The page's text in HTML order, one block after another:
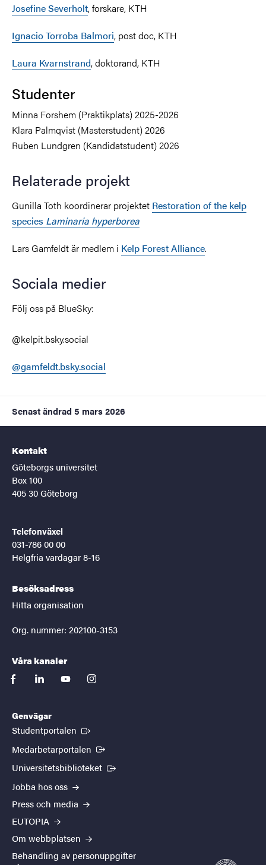
Josefine Severholt, forskare, KTH
Ignacio Torroba Balmori, post doc, KTH
Laura Kvarnstrand, doktorand, KTH
Studenter
Minna Forshem (Praktikplats) 2025-2026
Klara Palmqvist (Masterstudent) 2026
Ruben Lundgren (Kandidatstudent) 2026
Relaterade projekt
Gunilla Toth koordinerar projektet Restoration of the kelp
species Laminaria hyperborea
Lars Gamfeldt är medlem i Kelp Forest Alliance.
Sociala medier
Följ oss på BlueSky:
@kelpit.bsky.social
@gamfeldt.bsky.social
Senast ändrad 5 mars 2026
Kontakt
Göteborgs universitet
Box 100
405 30 Göteborg
Telefonväxel
031-786 00 00
Helgfria vardagar 8-16
Besöksadress
Hitta organisation
Org. nummer: 202100-3153
Våra kanaler
facebooklinkedinyoutubeinstagram
Genvägar
Studentportalen (Extern länk)
Medarbetarportalen (Extern länk)
Universitetsbiblioteket (Extern länk)
Jobba hos oss
Press och media
EUTOPIA
Om webbplatsen
Behandling av personuppgifter